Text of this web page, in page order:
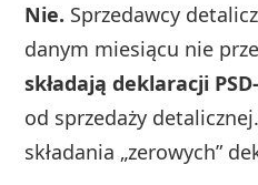
Nie. Sprzedawcy
danym miesiącu nie
składają deklaracji
od sprzedaży
składania „zerowych”